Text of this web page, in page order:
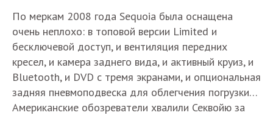
По меркам 2008 года Sequoia была оснащена
очень неплохо: в топовой версии Limited и
бесключевой доступ, и вентиляция передних
кресел, и камера заднего вида, и активный круиз, и
Bluetooth, и DVD с тремя экранами, и опциональная
задняя пневмоподвеска для облегчения погрузки…
Американские обозреватели хвалили Секвойю за